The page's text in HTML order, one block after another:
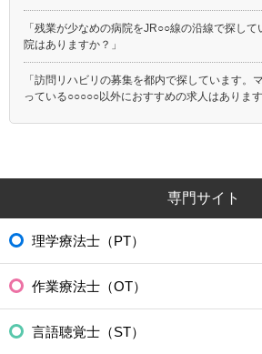
「残業が少なめの病院をJR○○線の沿線で探し
院はありますか？」
「訪問リハビリの募集を都内で探しています。
っている○○○○○以外におすすめの求人はあります
専門サイト
理学療法士（PT）
作業療法士（OT）
言語聴覚士（ST）